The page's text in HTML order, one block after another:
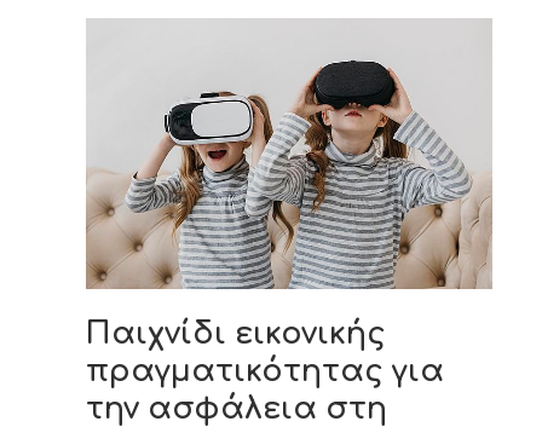
Παιχνίδι εικονικής
πραγματικότητας για
την ασφάλεια στη